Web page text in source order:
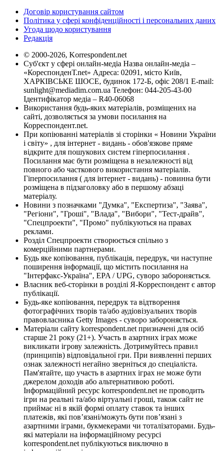
Договір користування сайтом
Політика у сфері конфіденційності і персональних даних
Угода щодо користування
Редакція
© 2000-2026, Korrespondent.net
Суб'єкт у сфері онлайн-медіа Назва онлайн-медіа –
«КореспонденТ.net» Адреса: 02091, місто Київ,
ХАРКІВСЬКЕ ШОСЕ, будинок 172-Б, офіс 208/1 E-mail:
sunlight@mediadim.com.ua Телефон: 044-205-43-00
Ідентифікатор медіа – R40-06068
Використання будь-яких матеріалів, розміщених на
сайті, дозволяється за умови посилання на
Корреспондент.net.
При копіюванні матеріалів зі сторінки « Новини України
і світу» , для інтернет - видань - обов'язкове пряме
відкрите для пошукових систем гіперпосилання .
Посилання має бути розміщена в незалежності від
повного або часткового використання матеріалів.
Гіперпосилання ( для інтернет - видань) - повинна бути
розміщена в підзаголовку або в першому абзаці
матеріалу.
Новини з позначками "Думка", "Експертиза", "Заява",
"Регіони", "Гроші", "Влада", "Вибори", "Тест-драйв",
"Спецпроекти", "Промо" публікуються на правах
реклами.
Розділ Спецпроекти створюється спільно з
комерційними партнерами.
Будь яке копіювання, публікація, передрук, чи наступне
поширення інформації, що містить посилання на
"Інтерфакс-Україна", EPA / UPG, суворо забороняється.
Власник веб-сторінки в розділі Я-Корреспондент є автор
публікації.
Будь-яке копіювання, передрук та відтворення
фотографічних творів та/або аудіовізуальних творів
правовласника Getty Images - суворо забороняється.
Матеріали сайту korrespondent.net призначені для осіб
старше 21 року (21+). Участь в азартних іграх може
викликати ігрову залежність. Дотримуйтесь правил
(принципів) відповідальної гри. При виявленні перших
ознак залежності негайно зверніться до спеціаліста.
Пам'ятайте, що участь в азартних іграх не може бути
джерелом доходів або альтернативою роботі.
Інформаційний ресурс korrespondent.net не проводить
ігри на реальні та/або віртуальні гроші, також сайт не
приймає ні в якій формі оплату ставок та інших
платежів, які пов’язані/можуть бути пов’язані з
азартними іграми, букмекерами чи тоталізаторами. Будь-
які матеріали на інформаційному ресурсі
korrespondent.net публікуються виключно в